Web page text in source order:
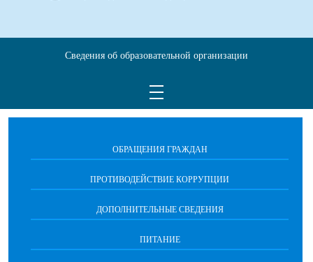
ОБРАЩЕНИЯ ГРАЖДАН
ПРОТИВОДЕЙСТВИЕ КОРРУПЦИИ
ДОПОЛНИТЕЛЬНЫЕ СВЕДЕНИЯ
ПИТАНИЕ
Сведения об образовательной организации